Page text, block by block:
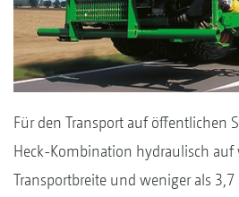
Für den Transport auf öffentlichen
Heck-Kombination hydraulisch auf
Transportbreite und weniger als